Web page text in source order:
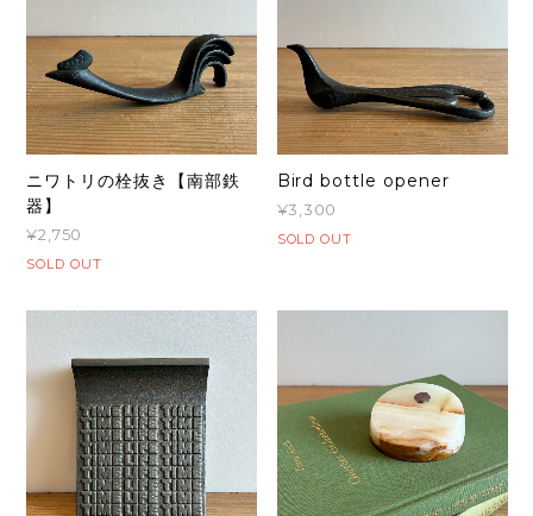
ニワトリの栓抜き【南部鉄
器】
¥2,750
SOLD OUT
Bird bottle opener
¥3,300
SOLD OUT